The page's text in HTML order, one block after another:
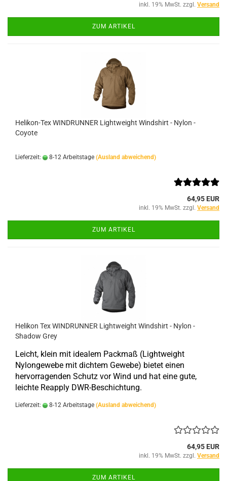
inkl. 19% MwSt. zzgl. Versand
ZUM ARTIKEL
Helikon-Tex WINDRUNNER Lightweight Windshirt - Nylon -
Coyote
Lieferzeit: 8-12 Arbeitstage (Ausland abweichend)
64,95 EUR
inkl. 19% MwSt. zzgl. Versand
ZUM ARTIKEL
Helikon Tex WINDRUNNER Lightweight Windshirt - Nylon -
Shadow Grey
Leicht, klein mit idealem Packmaß (Lightweight
Nylongewebe mit dichtem Gewebe) bietet einen
hervorragenden Schutz vor Wind und hat eine gute,
leichte Reapply DWR-Beschichtung.
Lieferzeit: 8-12 Arbeitstage (Ausland abweichend)
64,95 EUR
inkl. 19% MwSt. zzgl. Versand
ZUM ARTIKEL